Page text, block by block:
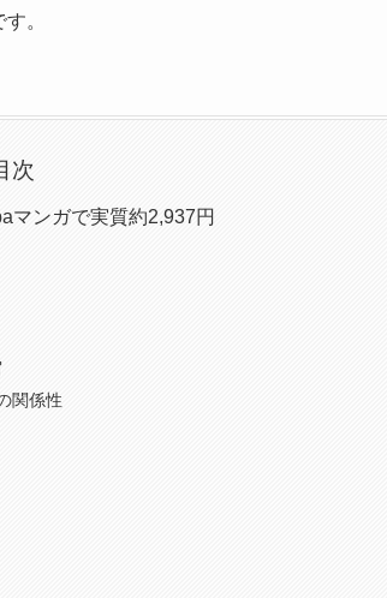
。
次
マンガで実質約2,937円
関係性